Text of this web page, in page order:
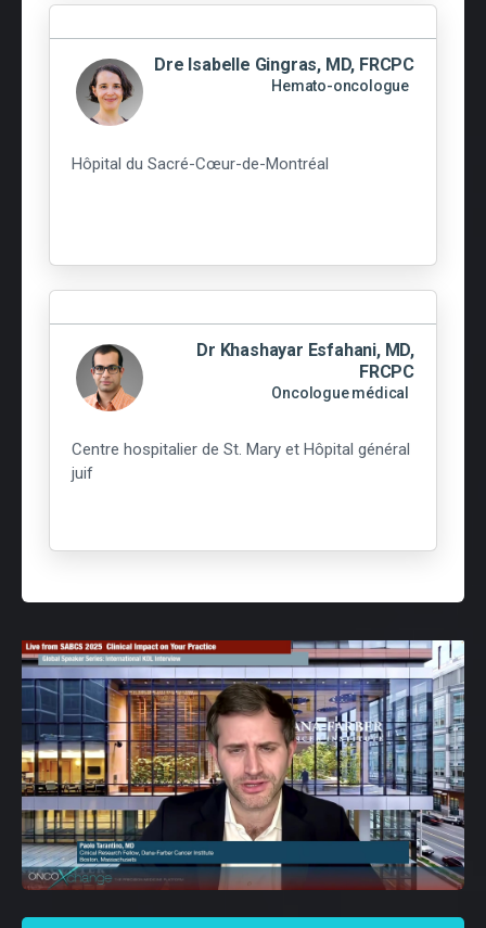
Dre Isabelle Gingras, MD, FRCPC
Hemato-oncologue
Hôpital du Sacré-Cœur-de-Montréal
Dr Khashayar Esfahani, MD,
FRCPC
Oncologue médical
Centre hospitalier de St. Mary et Hôpital général
juif